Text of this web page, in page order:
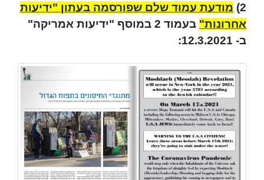
2) מודעת עמוד שלם שפורסמה בעתון "ידיעות
אחרונות"
בעמוד 2 במוסף "ידיעות אמריקה"
ב- 12.3.2021: